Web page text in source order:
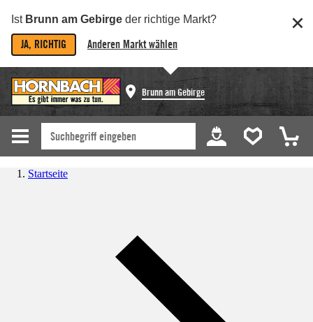
Ist Brunn am Gebirge der richtige Markt?
JA, RICHTIG Anderen Markt wählen
Brunn am Gebirge
Startseite